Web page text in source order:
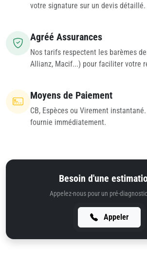
votre signature sur un devis détaillé.
Agréé Assurances
Nos tarifs respectent les barèmes
Allianz, Macif...) pour faciliter votre
Moyens de Paiement
CB, Espèces ou Virement
fournie immédiatement.
Besoin d'une
Appelez-nous pour un pré-
Appeler